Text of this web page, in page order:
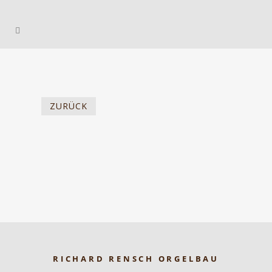
ZURÜCK
RICHARD RENSCH ORGELBAU